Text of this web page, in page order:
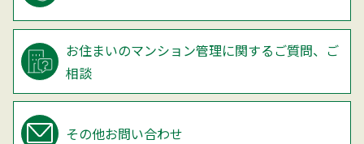
お住まいのマンション管理に関するご質問、ご
相談
その他お問い合わせ